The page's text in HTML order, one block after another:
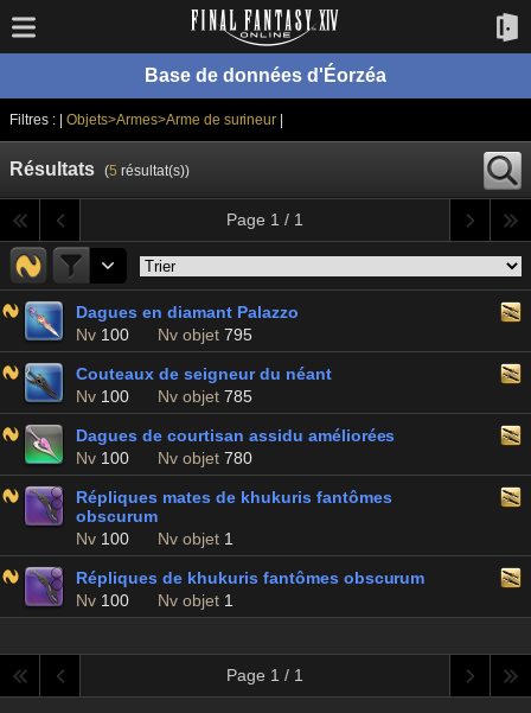
Base de données d'Éorzéa
Filtres : | Objets>Armes>Arme de surineur
Résultats (5 résultat(s))
Page 1 / 1
Dagues en diamant Palazzo
Nv 100 Nv objet 795
Couteaux de seigneur du néant
Nv 100 Nv objet 785
Dagues de courtisan assidu améliorées
Nv 100 Nv objet 780
Répliques mates de khukuris fantômes
obscurum
Nv 100 Nv objet 1
Répliques de khukuris fantômes obscurum
Nv 100 Nv objet 1
Page 1 / 1